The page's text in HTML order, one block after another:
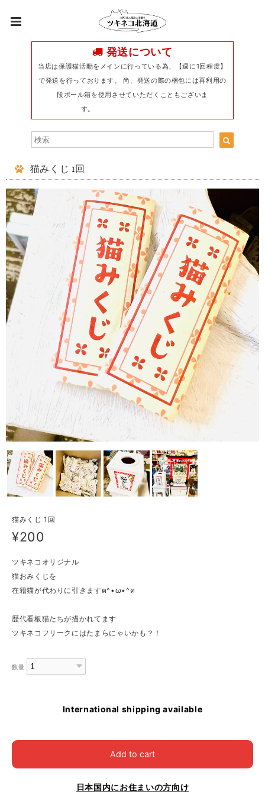
発送について
当店は保護猫活動をメインに行っている為、【週に1回程度】
で発送を行っております。 尚、発送の際の梱包には再利用の
段ボール箱を使用させていただくこともございま
す。
猫みくじ 1回
猫みくじ 1回
¥200
ツキネコオリジナル
猫おみくじを
在籍猫が代わりに引きますฅ^•ω•^ฅ
歴代看板猫たちが描かれてます
ツキネコフリークにはたまらにゃいかも？！
数量
International shipping available
Add to cart
日本国内にお住まいの方向け